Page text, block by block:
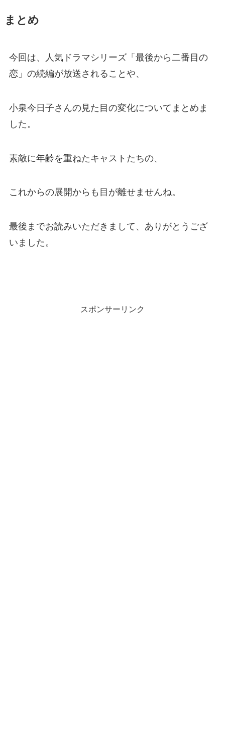
まとめ
今回は、人気ドラマシリーズ「最後から二番目の
恋」の続編が放送されることや、
小泉今日子さんの見た目の変化についてまとめま
した。
素敵に年齢を重ねたキャストたちの、
これからの展開からも目が離せませんね。
最後までお読みいただきまして、ありがとうござ
いました。
スポンサーリンク